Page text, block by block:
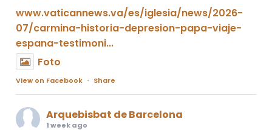
www.vaticannews.va/es/iglesia/news/2026-
07/carmina-historia-depresion-papa-viaje-
espana-testimoni...
Foto
View on Facebook · Share
Arquebisbat de Barcelona
1 week ago